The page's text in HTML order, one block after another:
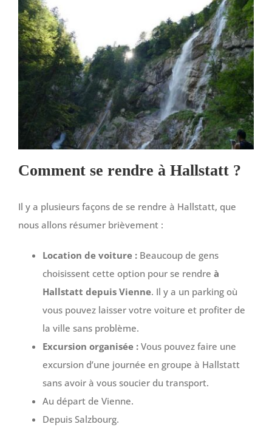
Comment se rendre à Hallstatt ?
Il y a plusieurs façons de se rendre à Hallstatt, que
nous allons résumer brièvement :
Location de voiture :Beaucoup de gens
choisissent cette option pour se rendre à
Hallstatt depuis Vienne. Il y a un parking où
vous pouvez laisser votre voiture et profiter de
la ville sans problème.
Excursion organisée :Vous pouvez faire une
excursion d’une journée en groupe à Hallstatt
sans avoir à vous soucier du transport.
Au départ de Vienne.
Depuis Salzbourg.